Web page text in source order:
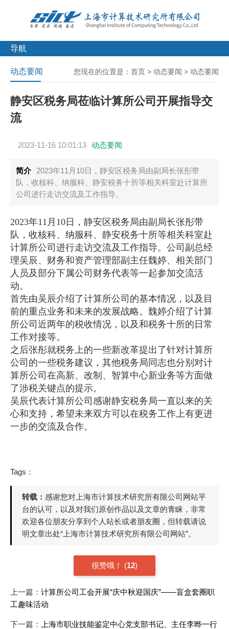
导航
您现在的位置是： 首页 > 动态要闻 > 动态要闻
动态要闻
静安区税务局莅临计算所公司开展指导交
流
2023-11-16 10:01:13 动态要闻
简介
2023年11月10日，静安区税务局由副局长张彤带
队，收核科、纳服科、静安税务十所等相关科室赴计算所
公司进行走访交流及工作指导。
2023年11月10日，静安区税务局由副局长张彤带
队，收核科、纳服科、静安税务十所等相关科室赴
计算所公司进行走访交流及工作指导。公司副总经
理吴辰、财务和资产管理部副主任魏婷、相关部门
人员及部分下属公司财务代表等一起参加交流活
动。
首先由吴辰介绍了计算所公司的基本情况，以及目
前的重点业务和未来的发展战略。魏婷介绍了计算
所公司近两年的税收情况，以及和税务十所的日常
工作对接等。
之后张彤就税务上的一些新改革提出了针对计算所
公司的一些税务建议，其他税务局同志也分别对计
算所公司在高新、改制、智算中心新业务等方面做
了涉税关键点的提示。
吴辰代表计算所公司感谢静安税务局一直以来的关
心和支持，希望未来双方可以在税务工作上有更进
一步的交流及合作。
Tags：
转载： 感谢您对上海市计算技术研究所有限公司网站平
台的认可，以及对我们原创作品以及文章的青睐，非常
欢迎各位朋友分享到个人站长或者朋友圈，但转载请说
明文章出处“上海市计算技术研究所有限公司网站”。
很赞哦！ (12)
上一篇： 计算所公司工会开展“庆中秋迎国庆”——盲盒套圈职
工趣味活动
下一篇：
上海市职业技能鉴定中心党支部书记、主任李晔一行